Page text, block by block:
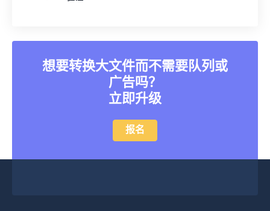
想要转换大文件而不需要队列或
广告吗？
立即升级
报名